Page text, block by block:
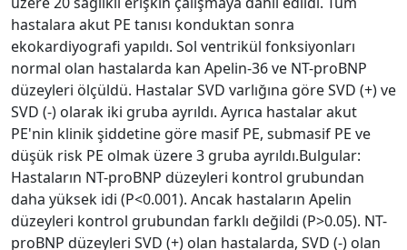
hastalara akut PE tanısı konduktan sonra
ekokardiyografi yapıldı. Sol ventrikül fonksiyonları
normal olan hastalarda kan Apelin-36 ve NT-proBNP
düzeyleri ölçüldü. Hastalar SVD varlığına göre SVD (+) ve
SVD (-) olarak iki gruba ayrıldı. Ayrıca hastalar akut
PE'nin klinik şiddetine göre masif PE, submasif PE ve
düşük risk PE olmak üzere 3 gruba ayrıldı.Bulgular:
Hastaların NT-proBNP düzeyleri kontrol grubundan
daha yüksek idi (P<0.001). Ancak hastaların Apelin
düzeyleri kontrol grubundan farklı değildi (P>0.05). NT-
proBNP düzeyleri SVD (+) olan hastalarda, SVD (-) olan